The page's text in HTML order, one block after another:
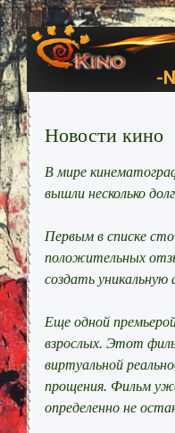
-
Новости кино
В мире
вышли несколько
Первым в списке
положительных
создать
Еще одной
взрослых. Этот
виртуальной
прощения. Фильм
определенно не